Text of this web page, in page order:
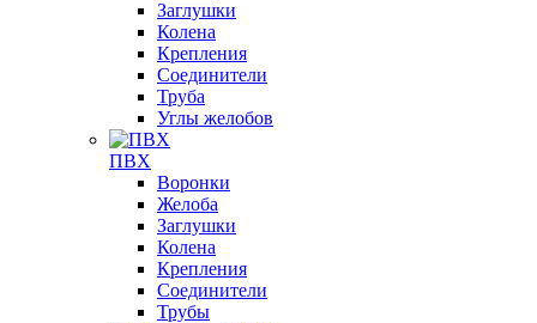
Заглушки
Колена
Крепления
Соединители
Труба
Углы желобов
ПВХ
Воронки
Желоба
Заглушки
Колена
Крепления
Соединители
Трубы